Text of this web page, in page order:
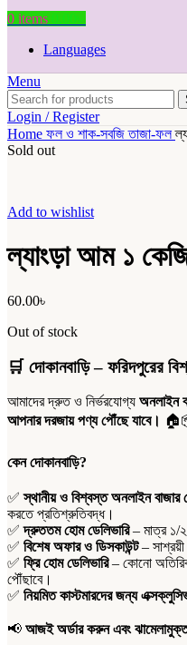
0 items
Languages
Menu
Login / Register
Home ফল ও শাক-সবজিতাজা-ফল
Sold out
Add to wishlist
ল্যাংড়া আম ১
60.00৳
Out of stock
🛒 দোকানবাড়ি – ফরিদপুরের
আমাদের দ্রুত ও নির্ভরযোগ্য অনলাইন
আপনার দরজায় পণ্য পৌঁছে যাবে।
কেন দোকানবাড়ি?
✅স্থানীয় ও বিশ্বস্ত অনলাইন বাজার
করতে প্রতিশ্রুতিবদ্ধ।
✅দ্রুততম হোম ডেলিভারি– মাত্র ১/২
✅ বিশেষ অফার ও ডিসকাউন্ট– সাশ্রয়ী
✅ ফ্রি হোম ডেলিভারি– কোনো
পৌঁছাবে।
✅ নিয়মিত কাস্টমারদের জন্য
📢 আজই অর্ডার করুন এবং ঝামেলামুক্ত